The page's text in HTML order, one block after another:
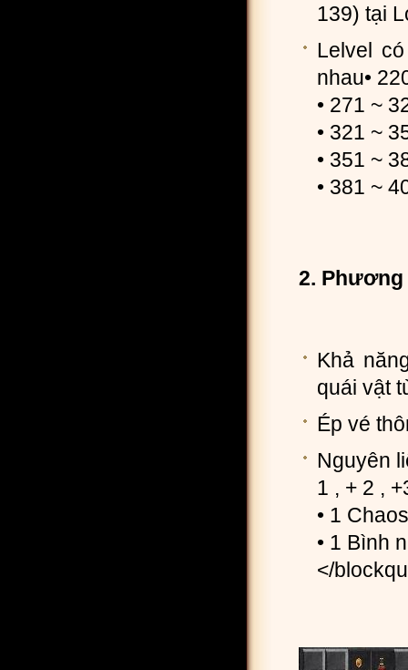
139) tại
Lelvel
nhau•
• 271 ~
• 321 ~
• 351 ~
• 381 ~
2. Phương
Khả
quái vật
Ép vé
Nguyên
1 , + 2 ,
• 1 Chaos
• 1 Bình
</